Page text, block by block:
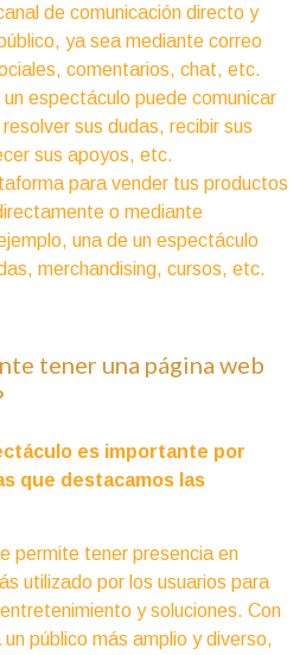
de comunicación directo y
ya sea mediante correo
comentarios, chat, etc.
espectáculo puede comunicar
sus dudas, recibir sus
sus apoyos, etc.
para vender tus productos
o mediante
una de un espectáculo
merchandising, cursos, etc.
tener una página web
es importante por
que destacamos las
permite tener presencia en
utilizado por los usuarios para
y soluciones. Con
público más amplio y diverso,